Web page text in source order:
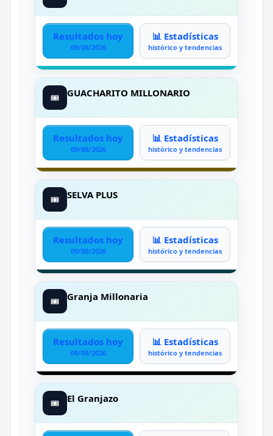
Resultados hoy
09/08/2026
📊 Estadísticas
histórico y tendencias
🎟️ GUACHARITO MILLONARIO
Resultados hoy
09/08/2026
📊 Estadísticas
histórico y tendencias
🎟️ SELVA PLUS
Resultados hoy
09/08/2026
📊 Estadísticas
histórico y tendencias
🎟️ Granja Millonaria
Resultados hoy
09/08/2026
📊 Estadísticas
histórico y tendencias
🎟️ El Granjazo